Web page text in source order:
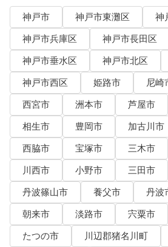
神戸市 神戸市東灘区
神
神戸市兵庫区
神戸市長田区
神戸市垂水区
神戸市北区
神戸市西区
姫路市 尼崎
西宮市
洲本市 芦屋市
相生市
豊岡市 加古川市
西脇市
宝塚市 三木市
川西市
小野市 三田市
丹波篠山市
養父市 丹波
朝来市
淡路市 宍粟市
たつの市
川辺郡猪名川町